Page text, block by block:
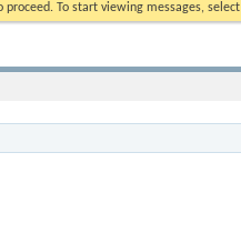
proceed. To start viewing messages,